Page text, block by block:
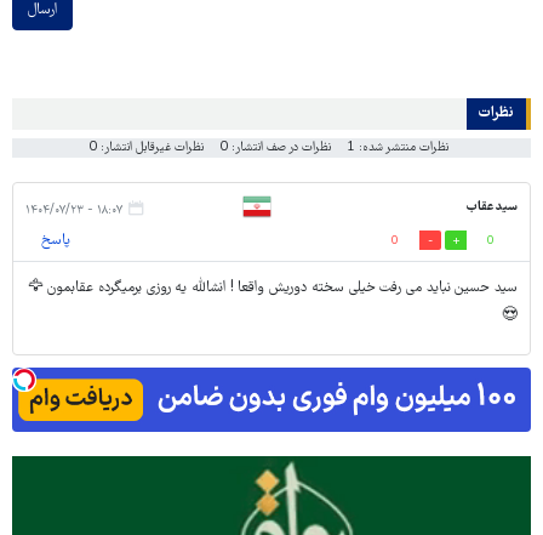
ارسال
نظرات
نظرات منتشر شده: 1 نظرات در صف انتشار: 0 نظرات غیرقابل انتشار: 0
سید عقاب ۱۸:۰۷ - ۱۴۰۴/۰۷/۲۳
0
0 پاسخ
سید حسین نباید می رفت خیلی سخته دوریش واقعا ! انشالله یه روزی برمیگرده عقابمون 🦅
😍